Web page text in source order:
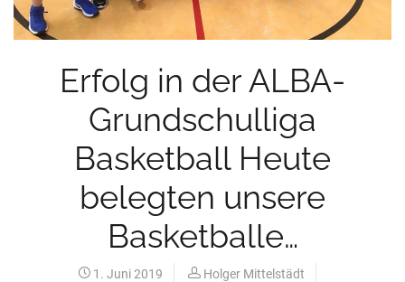
Erfolg in der ALBA-
Grundschulliga
Basketball Heute
belegten unsere
Basketballe…
1. Juni 2019
Holger Mittelstädt